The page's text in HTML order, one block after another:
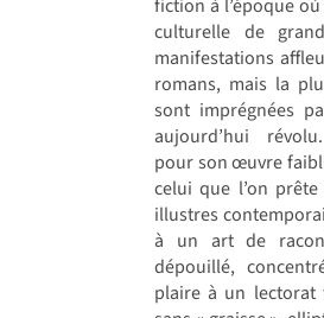
fiction à l’époque
culturelle de
manifestations
romans, mais la
sont imprégnées
aujourd’hui
pour son œuvre
celui que l’on
illustres
à un art de
dépouillé,
plaire à un lectorat